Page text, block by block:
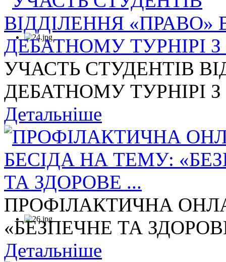
УЧАСТЬ СТУДЕНТІВ
ДЕБАТНОМУ ТУРНІРІ З
Детальніше
ПРОФІЛАКТИЧНА
«БЕЗПЕЧНЕ ТА
Детальніше